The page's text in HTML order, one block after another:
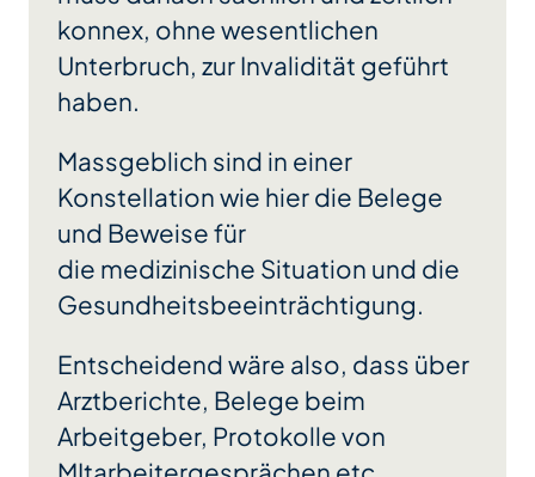
konnex, ohne wesentlichen
Unterbruch, zur Invalidität geführt
haben.
Massgeblich sind in einer
Konstellation wie hier die Belege
und Beweise für
die medizinische Situation und die
Gesundheitsbeeinträchtigung.
Entscheidend wäre also, dass über
Arztberichte, Belege beim
Arbeitgeber, Protokolle von